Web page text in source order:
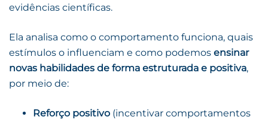
evidências científicas.
Ela analisa como o comportamento funciona, quais
estímulos o influenciam e como podemos ensinar
novas habilidades de forma estruturada e positiva,
por meio de:
Reforço positivo (incentivar comportamentos